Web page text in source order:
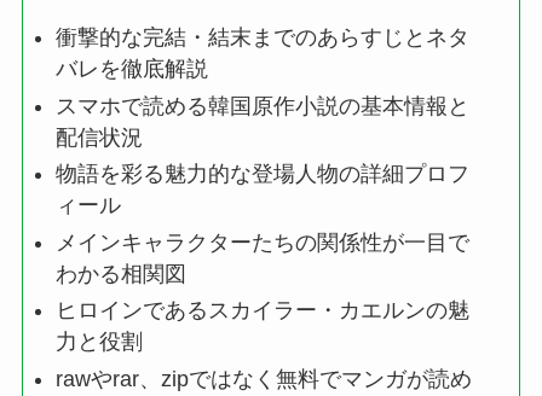
衝撃的な完結・結末までのあらすじとネタ
バレを徹底解説
スマホで読める韓国原作小説の基本情報と
配信状況
物語を彩る魅力的な登場人物の詳細プロフ
ィール
メインキャラクターたちの関係性が一目で
わかる相関図
ヒロインであるスカイラー・カエルンの魅
力と役割
rawやrar、zipではなく無料でマンガが読め